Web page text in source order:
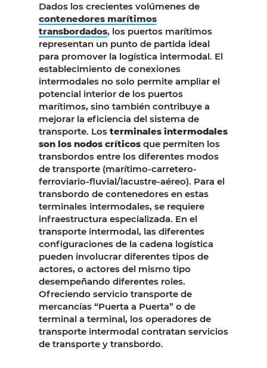
Dados los crecientes volúmenes de
contenedores marítimos
transbordados, los puertos marítimos
representan un punto de partida ideal
para promover la logística intermodal. El
establecimiento de conexiones
intermodales no solo permite ampliar el
potencial interior de los puertos
marítimos, sino también contribuye a
mejorar la eficiencia del sistema de
transporte. Los terminales intermodales
son los nodos críticos que permiten los
transbordos entre los diferentes modos
de transporte (marítimo-carretero-
ferroviario-fluvial/lacustre-aéreo). Para el
transbordo de contenedores en estas
terminales intermodales, se requiere
infraestructura especializada. En el
transporte intermodal, las diferentes
configuraciones de la cadena logística
pueden involucrar diferentes tipos de
actores, o actores del mismo tipo
desempeñando diferentes roles.
Ofreciendo servicio transporte de
mercancías “Puerta a Puerta” o de
terminal a terminal, los operadores de
transporte intermodal contratan servicios
de transporte y transbordo.